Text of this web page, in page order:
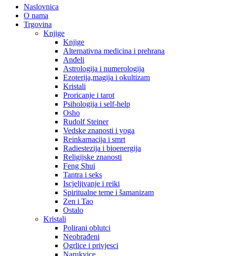
Naslovnica
O nama
Trgovina
Knjige
Knjige
Alternativna medicina i prehrana
Anđeli
Astrologija i numerologija
Ezoterija,magija i okultizam
Kristali
Proricanje i tarot
Psihologija i self-help
Osho
Rudolf Steiner
Vedske znanosti i yoga
Reinkarnacija i smrt
Radiestezija i bioenergija
Religijske znanosti
Feng Shui
Tantra i seks
Iscjeljivanje i reiki
Spiritualne teme i šamanizam
Zen i Tao
Ostalo
Kristali
Polirani oblutci
Neobrađeni
Ogrlice i privjesci
Narukvice